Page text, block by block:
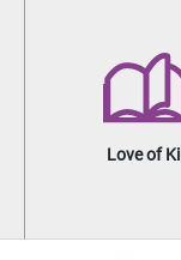
Love of Kill